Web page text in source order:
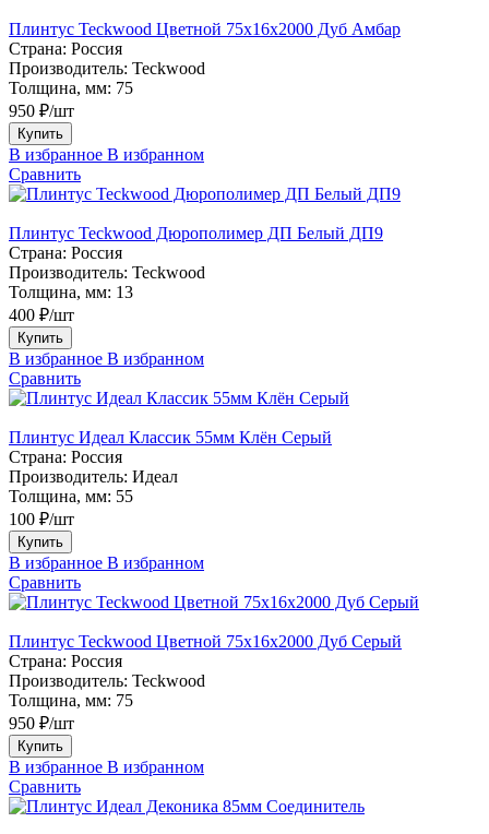
Плинтус Teckwood Цветной 75х16х2000 Дуб Амбар
Страна: Россия
Производитель: Teckwood
Толщина, мм: 75
950 ₽/шт
Купить
В избранное В избранном
Сравнить
Плинтус Teckwood Дюрополимер ДП Белый ДП9
Страна: Россия
Производитель: Teckwood
Толщина, мм: 13
400 ₽/шт
Купить
В избранное В избранном
Сравнить
Плинтус Идеал Классик 55мм Клён Серый
Страна: Россия
Производитель: Идеал
Толщина, мм: 55
100 ₽/шт
Купить
В избранное В избранном
Сравнить
Плинтус Teckwood Цветной 75х16х2000 Дуб Серый
Страна: Россия
Производитель: Teckwood
Толщина, мм: 75
950 ₽/шт
Купить
В избранное В избранном
Сравнить